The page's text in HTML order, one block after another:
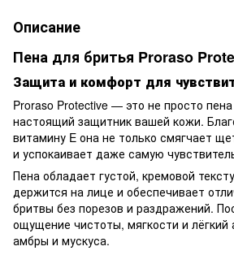
Описание
Пена для бритья Proraso
Защита и комфорт для
Proraso Protective — это не просто
настоящий защитник вашей кожи.
витамину E она не только смягчает
и успокаивает даже самую
Пена обладает густой, кремовой
держится на лице и обеспечивает
бритвы без порезов и раздражений.
ощущение чистоты, мягкости и лёгкий
амбры и мускуса.